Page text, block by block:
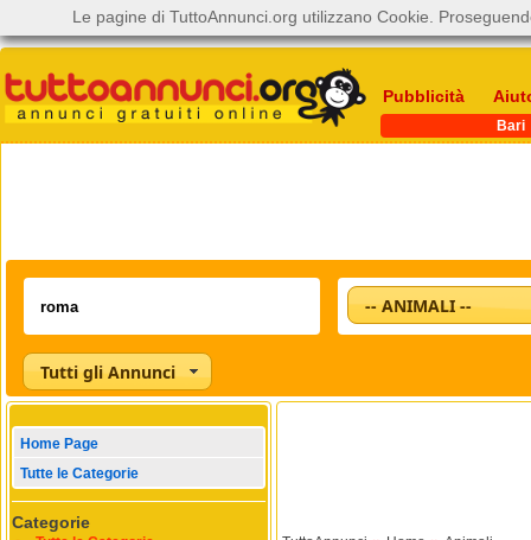
Pubblicità
Bari
-- ANIMALI --
Tutti gli Annunci
Home Page
Tutte le Categorie
Categorie
Le pagine di TuttoAnnunci.org utilizzano Cookie.